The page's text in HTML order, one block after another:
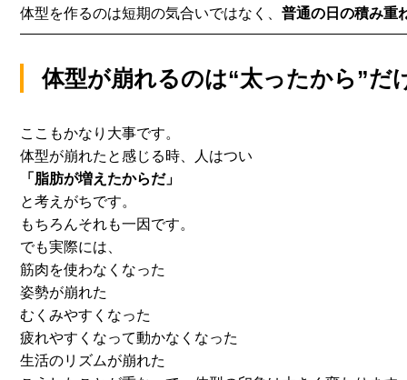
体型を作るのは短期の気合いではなく、普通の日の積み重
体型が崩れるのは“太ったから”だ
ここもかなり大事です。
体型が崩れたと感じる時、人はつい
「脂肪が増えたからだ」
と考えがちです。
もちろんそれも一因です。
でも実際には、
筋肉を使わなくなった
姿勢が崩れた
むくみやすくなった
疲れやすくなって動かなくなった
生活のリズムが崩れた